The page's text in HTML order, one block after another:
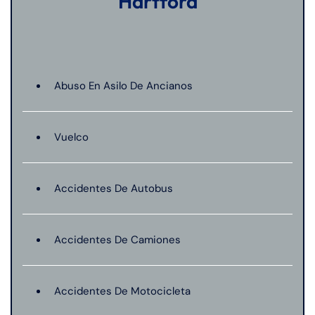
Abuso En Asilo De Ancianos
Vuelco
Accidentes De Autobus
Accidentes De Camiones
Accidentes De Motocicleta